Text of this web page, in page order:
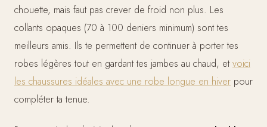
chouette, mais faut pas crever de froid non plus. Les
collants opaques (70 à 100 deniers minimum) sont tes
meilleurs amis. Ils te permettent de continuer à porter tes
robes légères tout en gardant tes jambes au chaud, et voici
les chaussures idéales avec une robe longue en hiver pour
compléter ta tenue.